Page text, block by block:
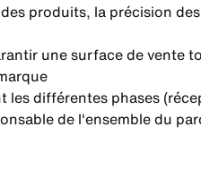
produits, la précision
une surface de vente
les différentes phases
de l'ensemble du